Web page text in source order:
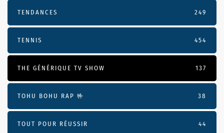
TENDANCES 249
TENNIS 454
THE GÉNÉRIQUE TV SHOW 137
TOHU BOHU RAP 🤟 38
TOUT POUR RÉUSSIR 44